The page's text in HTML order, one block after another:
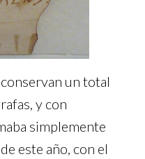
un total
y con
simplemente
este año, con el